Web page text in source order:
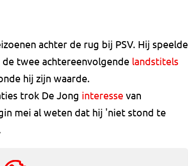
achter de rug bij PSV. Hij speelde
twee achtereenvolgende landstitels
hij zijn waarde.
trok De Jong interesse van
mei al weten dat hij 'niet stond te